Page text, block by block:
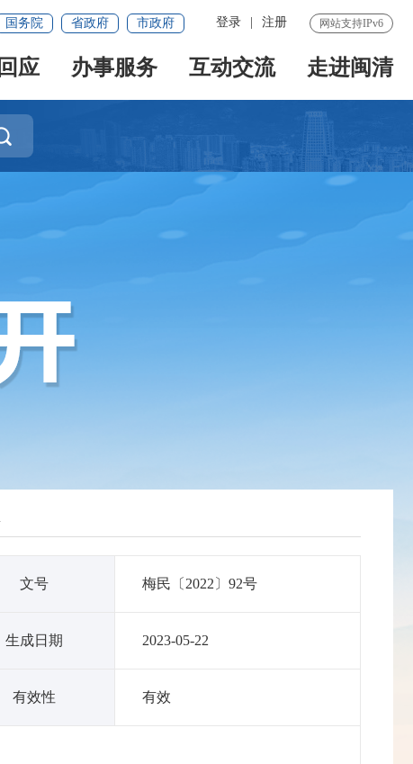
网站支持IPv6
登录 注册
国务院 省政府 市政府
应 办事服务 互动交流 走进闽清
文号 梅民〔2022〕92号
生成日期 2023-05-22
有效性 有效